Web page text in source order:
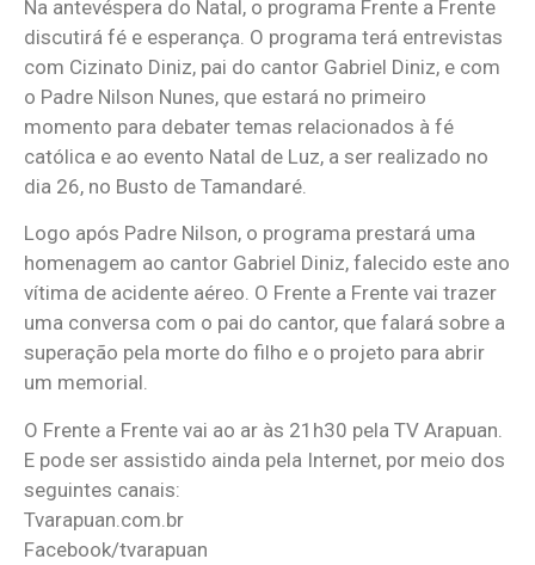
Na antevéspera do Natal, o programa Frente a Frente
discutirá fé e esperança. O programa terá entrevistas
com Cizinato Diniz, pai do cantor Gabriel Diniz, e com
o Padre Nilson Nunes, que estará no primeiro
momento para debater temas relacionados à fé
católica e ao evento Natal de Luz, a ser realizado no
dia 26, no Busto de Tamandaré.
Logo após Padre Nilson, o programa prestará uma
homenagem ao cantor Gabriel Diniz, falecido este ano
vítima de acidente aéreo. O Frente a Frente vai trazer
uma conversa com o pai do cantor, que falará sobre a
superação pela morte do filho e o projeto para abrir
um memorial.
O Frente a Frente vai ao ar às 21h30 pela TV Arapuan.
E pode ser assistido ainda pela Internet, por meio dos
seguintes canais:
Tvarapuan.com.br
Facebook/tvarapuan